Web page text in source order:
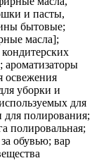
и пасты,
бытовые;
масла];
ароматизаторы
освежения
уборки и
для
для полирования;
полировальная;
обувью; вар